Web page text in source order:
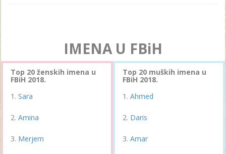
IMENA U FBiH
Top 20 ženskih imena u
FBiH 2018.
Sara
Amina
Merjem
Top 20 muških imena u
FBiH 2018.
Ahmed
Daris
Amar